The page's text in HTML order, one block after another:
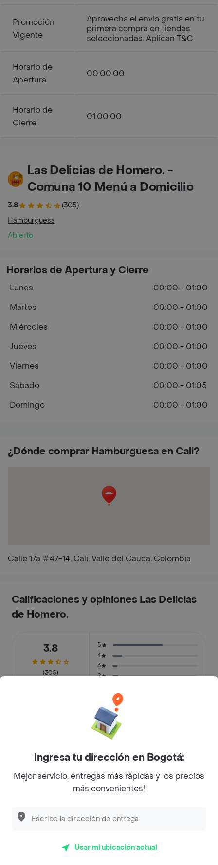
Promoción
Vigente
Aprovecha el envío gratis en tu
primera compra en tiendas
seleccionadas. Aplican T&C
Horario de
Apertura
00:00:00
Horario de
Cierre
01:00:00
Las Delicias de Homero. -
Comuna 10 Menú a Domicilio
3.8
(305)
Hamburguesa
Abierto
¿Dónde comprar Hamburguesa en Cali?
Calle 17a #47-14, Cali, Valle del Cauca, Colombia
Horarios de Apertura y Cierre
Lunes
00:00 - 01:00
Martes
00:00 - 01:00
Miércoles
00:00 - 01:00
Jueves
00:00 - 01:00
Viernes
00:00 - 01:00
Sábado
00:00 - 01:05
Domingo
00:00 - 01:00
Calificaciones y opiniones Las Delicias
de Homero.
3.8
(305)
5
4
3
2
Justo lo que pedí
Buena presentación
Faltaron algunos items
Ingresa tu dirección en Bogotá:
Mejor servicio, entregas más rápidas y los precios
más convenientes!
Usar mi ubicación actual